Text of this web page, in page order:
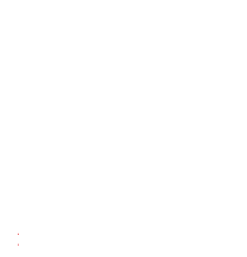
Ціна
298,00 ₴